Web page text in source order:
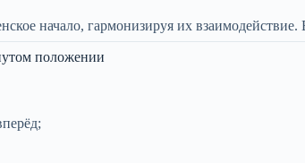
начало, гармонизируя их
положении